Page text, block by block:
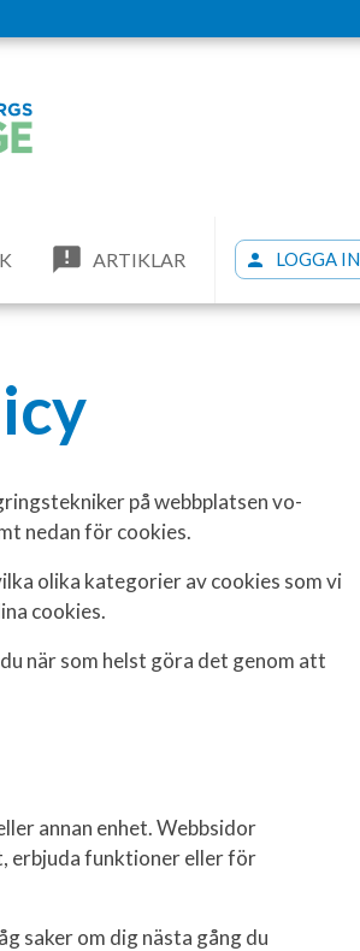
ARTIKLAR LOGGA IN
på webbplatsen vo-
nedan för cookies.
olika kategorier av cookies som vi
cookies.
när som helst göra det genom att
annan enhet. Webbsidor
erbjuda funktioner eller för
saker om dig nästa gång du